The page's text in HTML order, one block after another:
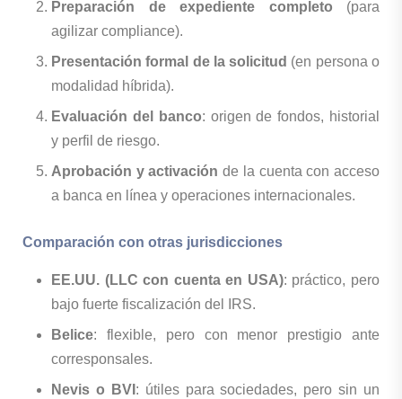
Preparación de expediente completo (para
agilizar compliance).
Presentación formal de la solicitud (en persona o
modalidad híbrida).
Evaluación del banco: origen de fondos, historial
y perfil de riesgo.
Aprobación y activación de la cuenta con acceso
a banca en línea y operaciones internacionales.
Comparación con otras jurisdicciones
EE.UU. (LLC con cuenta en USA): práctico, pero
bajo fuerte fiscalización del IRS.
Belice: flexible, pero con menor prestigio ante
corresponsales.
Nevis o BVI : útiles para sociedades, pero sin un